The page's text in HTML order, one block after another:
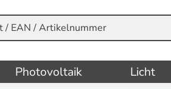
Photovoltaik Licht